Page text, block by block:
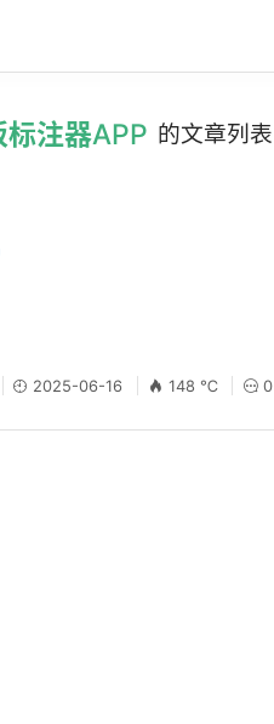
注器APP 的文章列表
2025-06-16 148 ℃ 0